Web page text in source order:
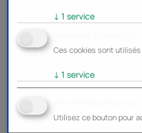
↓ 1 service
Ces cookies sont
↓ 1 service
Utilisez ce bouton pour